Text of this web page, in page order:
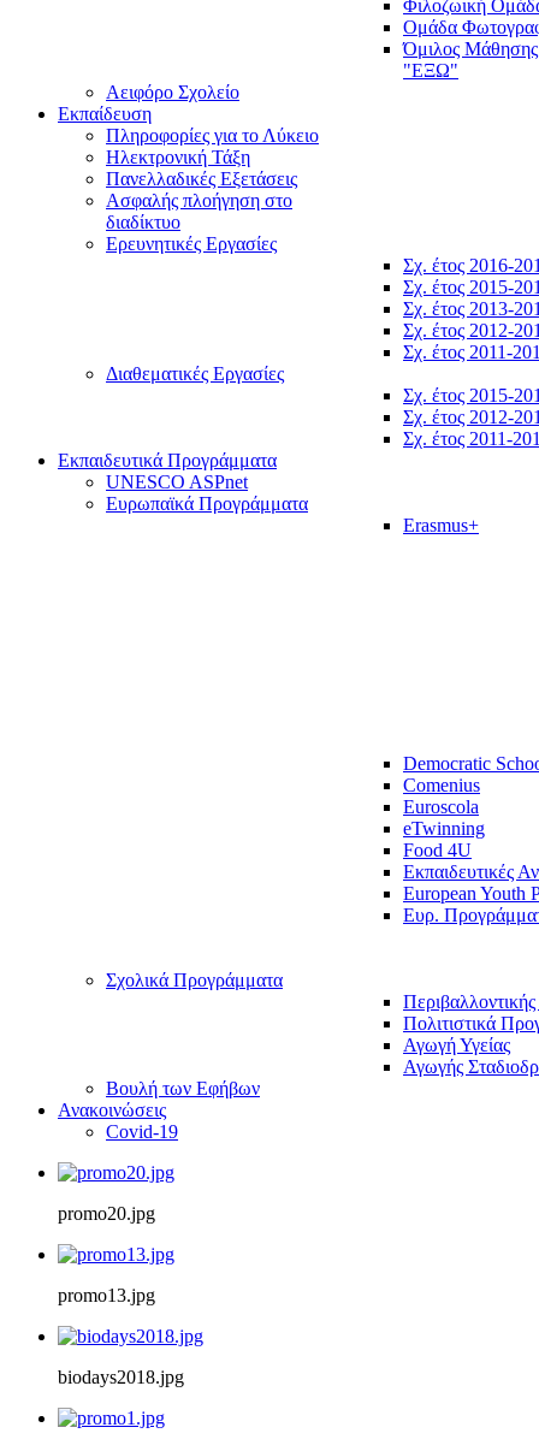
Φιλοζωική
Ομάδα
Όμιλος Μάθησης
"ΕΞΩ"
Αειφόρο Σχολείο
Εκπαίδευση
Πληροφορίες για το Λύκειο
Ηλεκτρονική Τάξη
Πανελλαδικές Εξετάσεις
Ασφαλής πλοήγηση στο
διαδίκτυο
Ερευνητικές Εργασίες
Σχ. έτος 2016-
Σχ. έτος 2015-
Σχ. έτος 2013-
Σχ. έτος 2012-
Σχ. έτος 2011-
Διαθεματικές Εργασίες
Σχ. έτος 2015-
Σχ. έτος 2012-
Σχ. έτος 2011-
Εκπαιδευτικά Προγράμματα
UNESCO ASPnet
Ευρωπαϊκά Προγράμματα
Erasmus+
Democratic
Comenius
Euroscola
eTwinning
Food 4U
Εκπαιδευτικές
European Youth
Ευρ.
Σχολικά Προγράμματα
Πολιτιστικά
Αγωγή Υγείας
Αγωγής
Βουλή των Εφήβων
Ανακοινώσεις
Covid-19
promo20.jpg
promo13.jpg
biodays2018.jpg